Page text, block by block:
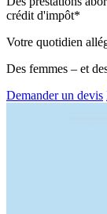
crédit d'impôt*
Votre quotidien
Des femmes – et
Demander un devis